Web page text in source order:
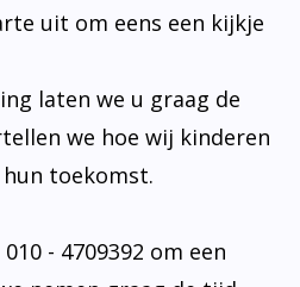
uit om eens een kijkje
laten we u graag de
we hoe wij kinderen
toekomst.
- 4709392 om een